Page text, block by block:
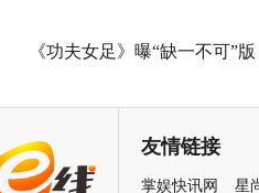
《功夫女足》曝“缺一不可”版
力量 友情链接
掌娱快讯网
星